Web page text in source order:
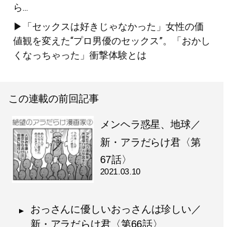
ら...
▶「セックスは好きじゃなかった」女性の価
値観を変えた“プロ男優のセックス”。「おかし
くなっちゃった」衝撃体験とは
この連載の前回記事
メンヘラ惑星、地球／
新・アラだらけ君〈第
67話〉
2021.03.10
おっさんに優しいおっさんは珍しい／
新・アラだらけ君〈第66話〉